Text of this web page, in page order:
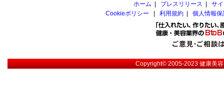
ホーム
プレスリリース
サ
Cookieポリシー
利用規約 個人情報
Copyright© 2005-2023健康美